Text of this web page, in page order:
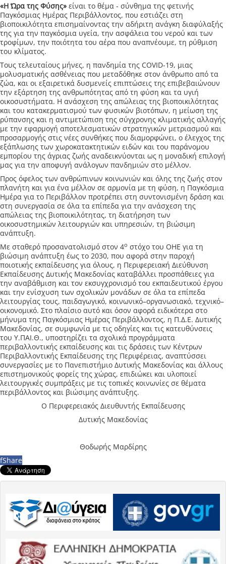
«Η Ώρα της Φύσης» είναι το θέμα - σύνθημα της φετινής
Παγκόσμιας Ημέρας Περιβάλλοντος, που εστιάζει στη
βιοποικιλότητα επισημαίνοντας την αδήριτη ανάγκη διαφύλαξής
της για την παγκόσμια υγεία, την ασφάλεια του νερού και των
τροφίμων, την ποιότητα του αέρα που αναπνέουμε, τη ρύθμιση
του κλίματος.
Τους τελευταίους μήνες, η πανδημία της COVID-19, μιας
μολυσματικής ασθένειας που μεταδόθηκε στον άνθρωπο από τα
ζώα, και οι εξαιρετικά δυσμενείς επιπτώσεις της επιβεβαιώνουν
την εξάρτηση της ανθρωπότητας από τη φύση και τα υγιή
οικοσυστήματα. Η ανάσχεση της απώλειας της βιοποικιλότητας
και του κατακερματισμού των φυσικών βιοτόπων, η μείωση της
ρύπανσης και η αντιμετώπιση της σύγχρονης κλιματικής αλλαγής
με την εφαρμογή αποτελεσματικών στρατηγικών μετριασμού και
προσαρμογής στις νέες συνθήκες που διαμορφώνει, ο έλεγχος της
εξάπλωσης των χωροκατακτητικών ειδών και του παράνομου
εμπορίου της άγριας ζωής αναδεικνύονται ως η μοναδική επιλογή
μας για την αποφυγή ανάλογων πανδημιών στο μέλλον.
Προς όφελος των ανθρώπινων κοινωνιών και όλης της ζωής στον
πλανήτη και για ένα μέλλον σε αρμονία με τη φύση, η Παγκόσμια
Ημέρα για το Περιβάλλον προτρέπει στη συντονισμένη δράση και
στη συνεργασία σε όλα τα επίπεδα για την ανάσχεση της
απώλειας της βιοποικιλότητας, τη διατήρηση των
οικοσυστημικών λειτουργιών και υπηρεσιών, τη βιώσιμη
ανάπτυξη.
Με σταθερό προσανατολισμό στον 4ο στόχο του ΟΗΕ για τη
βιώσιμη ανάπτυξη έως το 2030, που αφορά στην παροχή
ποιοτικής εκπαίδευσης για όλους, η Περιφερειακή Διεύθυνση
Εκπαίδευσης Δυτικής Μακεδονίας καταβάλλει προσπάθειες για
την αναβάθμιση και τον εκσυγχρονισμό του εκπαιδευτικού έργου
και την ενίσχυση των σχολικών μονάδων σε όλα τα επίπεδα
λειτουργίας τους, παιδαγωγικό, κοινωνικό–οργανωσιακό, τεχνικό–
οικονομικό. Στο πλαίσιο αυτό και όσον αφορά ειδικότερα στο
μήνυμα της Παγκόσμιας Ημέρας Περιβάλλοντος, η Π.Δ.Ε. Δυτικής
Μακεδονίας, σε συμφωνία με τις οδηγίες και τις κατευθύνσεις
του Υ.ΠΑΙ.Θ., υποστηρίζει τα σχολικά προγράμματα
περιβαλλοντικής εκπαίδευσης και τις δράσεις των Κέντρων
Περιβαλλοντικής Εκπαίδευσης της Περιφέρειας, αναπτύσσει
συνεργασίες με το Πανεπιστήμιο Δυτικής Μακεδονίας και άλλους
επιστημονικούς φορείς της χώρας, επιδιώκει και υλοποιεί
λειτουργικές συμπράξεις με τις τοπικές κοινωνίες σε θέματα
περιβάλλοντος και βιώσιμης ανάπτυξης.
Ο Περιφερειακός Διευθυντής Εκπαίδευσης
Δυτικής Μακεδονίας
Θοδωρής Μαρδίρης
fShare